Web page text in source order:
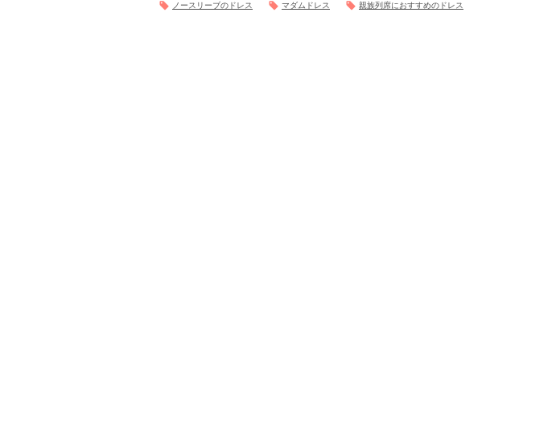
ノースリーブのドレス マダムドレス 親族列席におすすめのドレス